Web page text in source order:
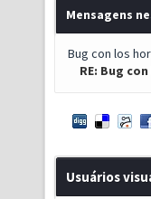
Mensagens
Bug con los
RE: Bug
Usuários